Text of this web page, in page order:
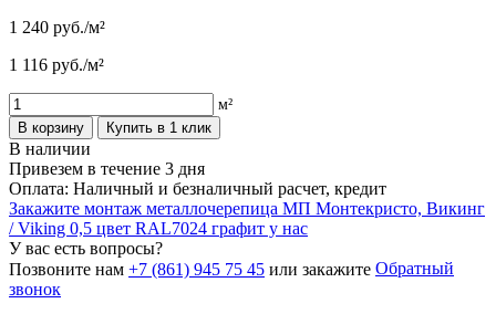
1 240 руб./м²
1 116 руб./м²
м²
В корзину
Купить в 1 клик
В наличии
Привезем в течение 3 дня
Оплата: Наличный и безналичный расчет, кредит
Закажите монтаж металлочерепица МП Монтекристо, Викинг
/ Viking 0,5 цвет RAL7024 графит у нас
У вас есть вопросы?
Позвоните нам +7 (861) 945 75 45 или закажите Обратный
звонок